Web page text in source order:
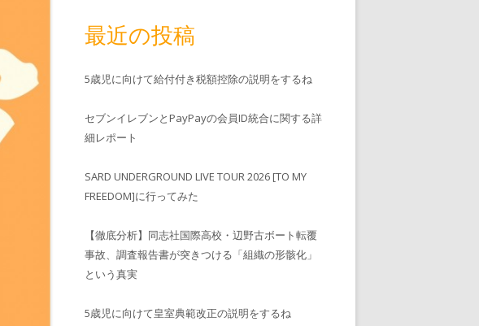
最近の投稿
5歳児に向けて給付付き税額控除の説明をするね
セブンイレブンとPayPayの会員ID統合に関する詳
細レポート
SARD UNDERGROUND LIVE TOUR 2026 [TO MY
FREEDOM]に行ってみた
【徹底分析】同志社国際高校・辺野古ボート転覆
事故、調査報告書が突きつける「組織の形骸化」
という真実
5歳児に向けて皇室典範改正の説明をするね